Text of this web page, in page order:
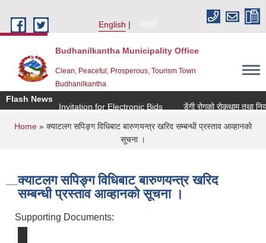
English
नेपाली
Budhanilkantha Municipality Office
Clean, Peaceful, Prosperous, Tourism Town
Budhanilkantha
Flash News
Invitation for Electronic Bids
डेंगी रोगको रोकथाम तथा
You are here
Home » क्याटलग सपिङ्ग विधिबाट बारुणयन्त्र खरिद सम्बन्धी प्रस्ताव आव्हानको
सूचना ।
क्याटलग सपिङ्ग विधिबाट बारुणयन्त्र खरिद
सम्बन्धी प्रस्ताव आव्हानको सूचना ।
Supporting Documents: